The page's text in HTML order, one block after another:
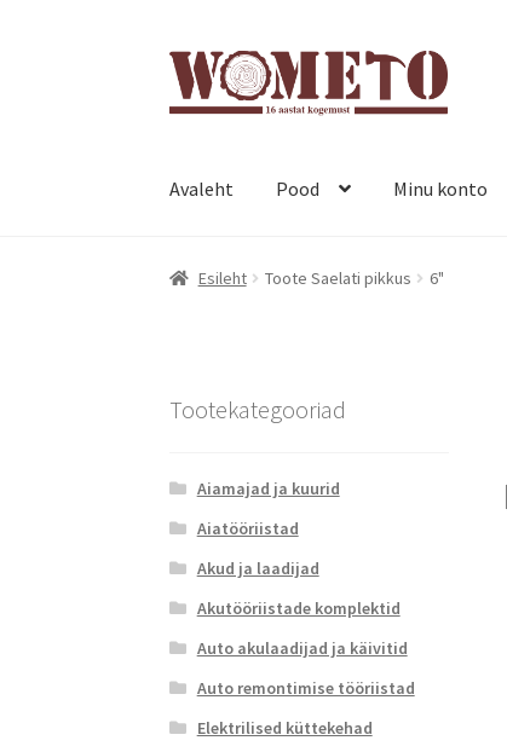
Avaleht Pood Minu konto
Esileht Toote Saelati pikkus 6"
Tootekategooriad
Aiamajad ja kuurid
Aiatööriistad
Akud ja laadijad
Akutööriistade komplektid
Auto akulaadijad ja käivitid
Auto remontimise tööriistad
Elektrilised küttekehad